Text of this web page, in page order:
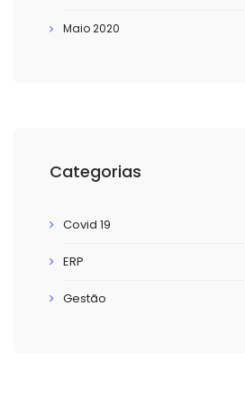
Maio 2020
Categorias
Covid 19
ERP
Gestão